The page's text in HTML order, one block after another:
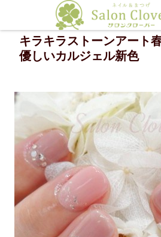
キラキラストーンアート
優しいカルジェル新色